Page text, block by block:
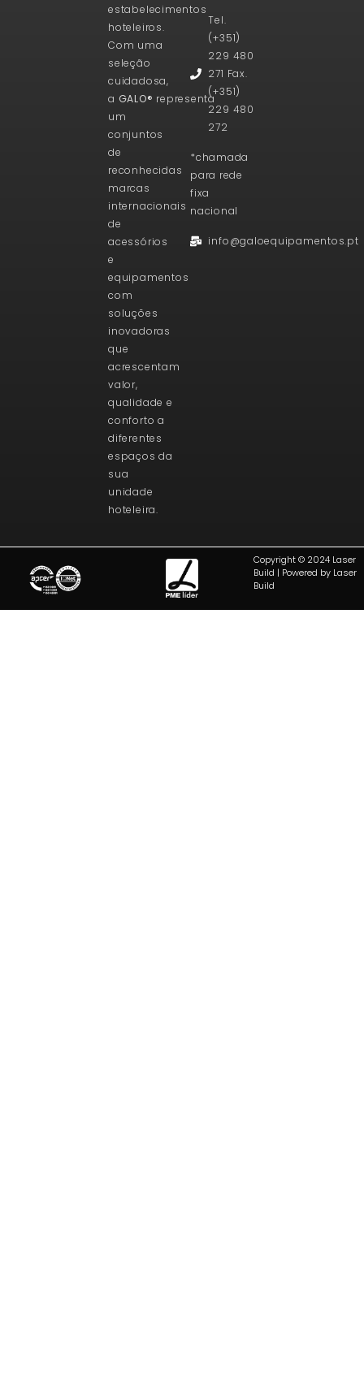
estabelecimentos
hoteleiros.
Com uma
seleção
cuidadosa,
a GALO® representa
um
conjuntos
de
reconhecidas
marcas
internacionais
de
acessórios
e
equipamentos
com
soluções
inovadoras
que
acrescentam
valor,
qualidade e
conforto a
diferentes
espaços da
sua
unidade
hoteleira.
Tel.
(+351)
229 480
271 Fax.
(+351)
229 480
272
*chamada
para rede
fixa
nacional
info@galoequipamentos.pt
Copyright © 2024 Laser
Build | Powered by Laser
Build